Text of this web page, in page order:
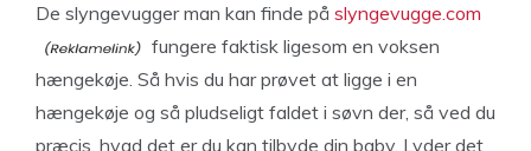
De slyngevugger man kan finde på slyngevugge.com
fungere faktisk ligesom en voksen
hængekøje. Så hvis du har prøvet at ligge i en
hængekøje og så pludseligt faldet i søvn der, så ved du
præcis, hvad det er du kan tilbyde din baby. Lyder det